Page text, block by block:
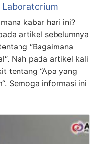
Laboratorium
kabar hari ini?
artikel sebelumnya
“Bagaimana
Nah pada artikel kali
tentang “Apa yang
Semoga informasi ini